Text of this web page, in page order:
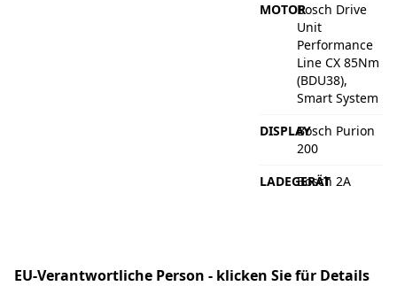
MOTORBosch Drive
Unit
Performance
Line CX 85Nm
(BDU38),
Smart System
DISPLAYBosch Purion
200
LADEGERÄT
Bosch 2A
EU-Verantwortliche Person - klicken Sie für Details